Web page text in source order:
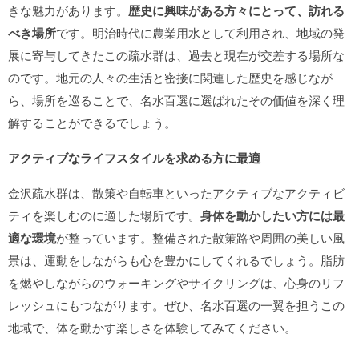
きな魅力があります。 歴史に興味がある方々にとって、訪れる
べき場所です。明治時代に農業用水として利用され、地域の発
展に寄与してきたこの疏水群は、過去と現在が交差する場所な
のです。地元の人々の生活と密接に関連した歴史を感じなが
ら、場所を巡ることで、名水百選に選ばれたその価値を深く理
解することができるでしょう。
アクティブなライフスタイルを求める方に最適
金沢疏水群は、散策や自転車といったアクティブなアクティビ
ティを楽しむのに適した場所です。 身体を動かしたい方には最
適な環境が整っています。整備された散策路や周囲の美しい風
景は、運動をしながらも心を豊かにしてくれるでしょう。脂肪
を燃やしながらのウォーキングやサイクリングは、心身のリフ
レッシュにもつながります。ぜひ、名水百選の一翼を担うこの
地域で、体を動かす楽しさを体験してみてください。